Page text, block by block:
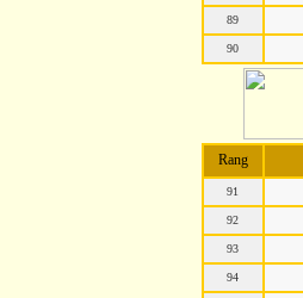
89
90
Rang
91
92
93
94